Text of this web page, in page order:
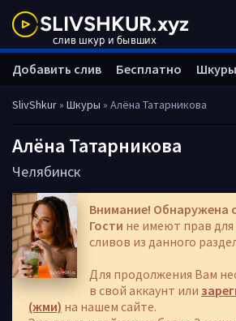
SlivShkur» Шкуры » Алёна Татарникова
Алёна Татарникова
Челябинск
Внимание! Обнаружена
Гости не имеют прав
сливов из данного
Для продолжения Вам
в свой аккаунт или
(жми) на нашем сайте.
Добавить слив Бесплатно Шкуры